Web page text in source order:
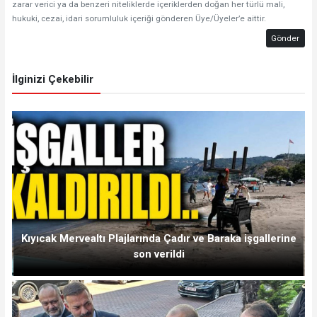
zarar verici ya da benzeri niteliklerde içeriklerden doğan her türlü mali,
hukuki, cezai, idari sorumluluk içeriği gönderen Üye/Üyeler’e aittir.
Gönder
İlginizi Çekebilir
Kıyıcak Mervealtı Plajlarında Çadır ve Baraka işgallerine
son verildi